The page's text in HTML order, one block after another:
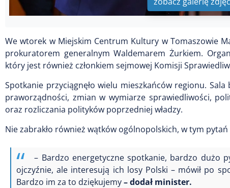
We wtorek w Miejskim Centrum Kultury w Tomaszowie
prokuratorem generalnym Waldemarem Żurkiem.
który jest również członkiem sejmowej Komisji
Spotkanie przyciągnęło wielu mieszkańców regionu.
praworządności, zmian w wymiarze sprawiedliwości,
oraz rozliczania polityków poprzedniej władzy.
Nie zabrakło również wątków ogólnopolskich, w tym
– Bardzo energetyczne spotkanie, bardzo dużo
ojczyźnie, ale interesują ich losy Polski – mówił po
Bardzo im za to dziękujemy– dodał minister.